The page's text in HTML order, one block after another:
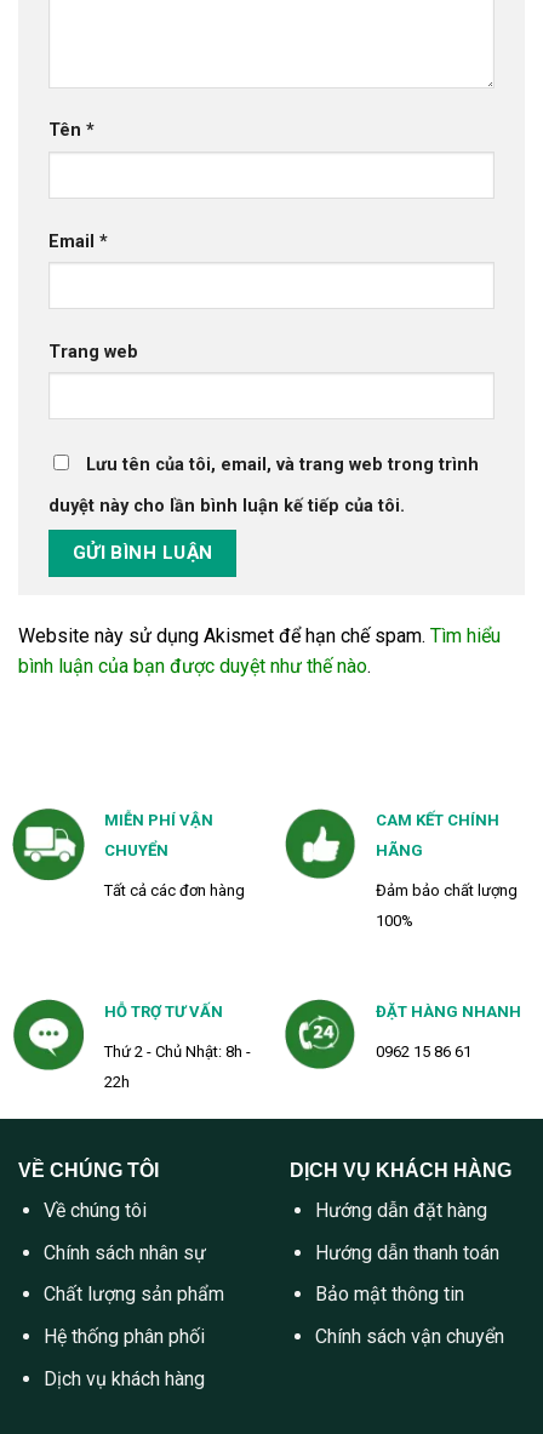
Tên *
Email *
Trang web
Lưu tên của tôi, email, và trang web trong trình
duyệt này cho lần bình luận kế tiếp của tôi.
Website này sử dụng Akismet để hạn chế spam. Tìm hiểu
bình luận của bạn được duyệt như thế nào.
MIỄN PHÍ VẬN
CHUYỂN
Tất cả các đơn hàng
CAM KẾT CHÍNH
HÃNG
Đảm bảo chất lượng
100%
HỖ TRỢ TƯ VẤN
Thứ 2 - Chủ Nhật: 8h -
22h
ĐẶT HÀNG NHANH
0962 15 86 61
VỀ CHÚNG TÔI
Về chúng tôi
Chính sách nhân sự
Chất lượng sản phẩm
Hệ thống phân phối
Dịch vụ khách hàng
DỊCH VỤ KHÁCH HÀNG
Hướng dẫn đặt hàng
Hướng dẫn thanh toán
Bảo mật thông tin
Chính sách vận chuyển